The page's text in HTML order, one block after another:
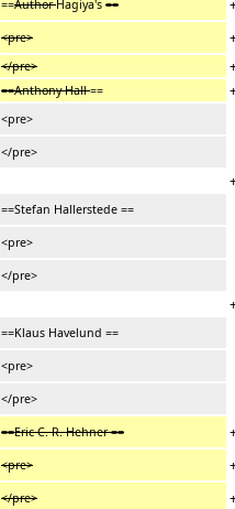
==AuthorHagiya's ==
<pre>
</pre>
==Anthony Hall==
<pre>
</pre>
==Stefan Hallerstede ==
<pre>
</pre>
==Klaus Havelund ==
<pre>
</pre>
==Eric C. R. Hehner ==
<pre>
</pre>